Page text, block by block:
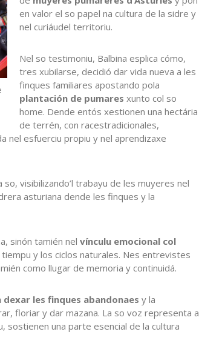
en valor el so papel na cultura de la sidre y
nel curiáudel territoriu.
Nel so testimoniu, Balbina esplica cómo,
tres xubilarse, decidió dar vida nueva a les
finques familiares apostando pola
plantación de pumares xunto col so
home. Dende entós xestionen una hectária
de terrén, con racestradicionales,
nel esfuerciu propiu y nel aprendizaxe
visibilizando’l trabayu de les muyeres nel
asturiana dende les finques y la
sinón tamién nel vínculu emocional col
y los ciclos naturales. Nes entrevistes
como llugar de memoria y continuidá.
dexar les finques abandonaes y la
floriar y dar mazana. La so voz representa a
sostienen una parte esencial de la cultura